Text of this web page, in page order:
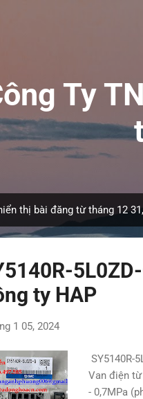
Ty
thị bài đăng từ tháng 12
ty HAP
1 05, 2024
SY5140R-
Van điện
- 0,7MPa